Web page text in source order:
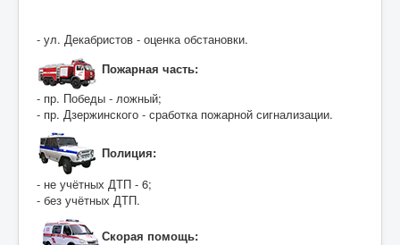
- ул. Декабристов - оценка обстановки.
Пожарная часть:
- пр. Победы - ложный;
- пр. Дзержинского - сработка пожарной сигнализации.
Полиция:
- не учётных ДТП - 6;
- без учётных ДТП.
Скорая помощь: